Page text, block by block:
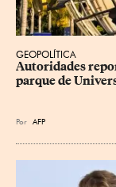
GEOPOLÍTICA
Autoridades
parque de
Por AFP